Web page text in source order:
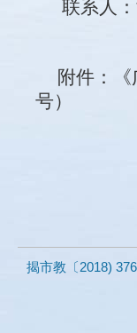
联系人
附件：《
号）
揭市教〔2018)